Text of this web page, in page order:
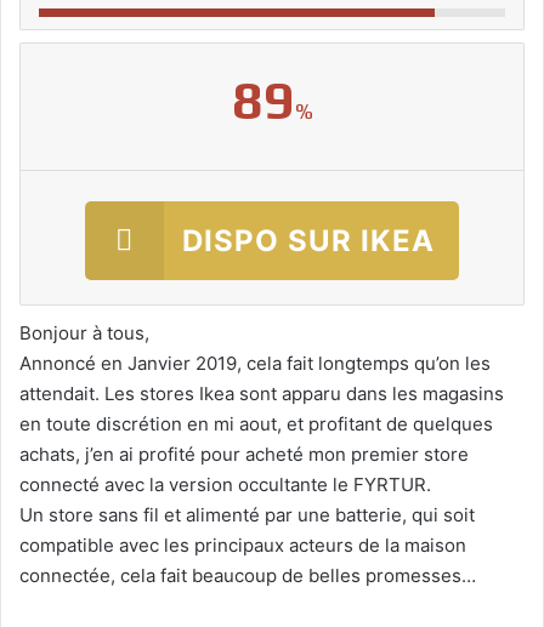
89 %
DISPO SUR IKEA
Bonjour à tous,
Annoncé en Janvier 2019, cela fait longtemps qu’on les
attendait. Les stores Ikea sont apparu dans les magasins
en toute discrétion en mi aout, et profitant de quelques
achats, j’en ai profité pour acheté mon premier store
connecté avec la version occultante le FYRTUR.
Un store sans fil et alimenté par une batterie, qui soit
compatible avec les principaux acteurs de la maison
connectée, cela fait beaucoup de belles promesses…